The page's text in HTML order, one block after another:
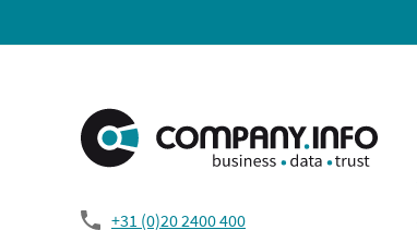
+31 (0)20 2400 400